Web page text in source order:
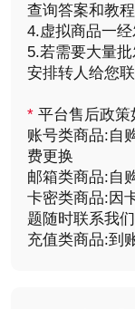
查询答案和教程
4.虚拟商品一经
5.若需要大量
安排转人给您
*平台售后政策
账号类商品:自
费更换
邮箱类商品:自
卡密类商品:因
题随时联系我
充值类商品:到